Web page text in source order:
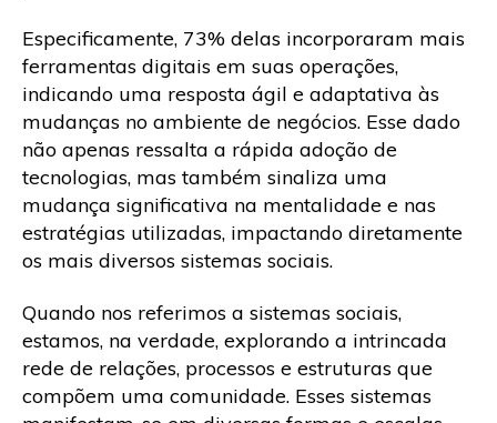
Especificamente, 73% delas incorporaram mais
ferramentas digitais em suas operações,
indicando uma resposta ágil e adaptativa às
mudanças no ambiente de negócios. Esse dado
não apenas ressalta a rápida adoção de
tecnologias, mas também sinaliza uma
mudança significativa na mentalidade e nas
estratégias utilizadas, impactando diretamente
os mais diversos sistemas sociais.
Quando nos referimos a sistemas sociais,
estamos, na verdade, explorando a intrincada
rede de relações, processos e estruturas que
compõem uma comunidade. Esses sistemas